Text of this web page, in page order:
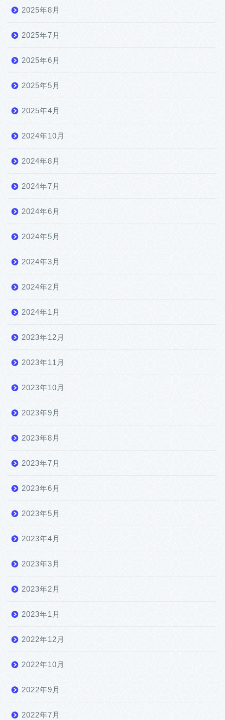
2025年8月
2025年7月
2025年6月
2025年5月
2025年4月
2024年10月
2024年8月
2024年7月
2024年6月
2024年5月
2024年3月
2024年2月
2024年1月
2023年12月
2023年11月
2023年10月
2023年9月
2023年8月
2023年7月
2023年6月
2023年5月
2023年4月
2023年3月
2023年2月
2023年1月
2022年12月
2022年10月
2022年9月
2022年7月